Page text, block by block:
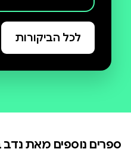
בכנות חדה ובלי
הכותב את
לפגיעות, בין אגו
לכל הביקורות
ספרים נוספים מאת נדב